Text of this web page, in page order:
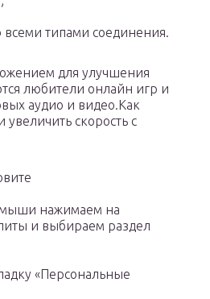
всеми типами соединения.
для улучшения
любители онлайн игр и
аудио и видео.Как
увеличить скорость с
нажимаем на
и выбираем раздел
«Персональные